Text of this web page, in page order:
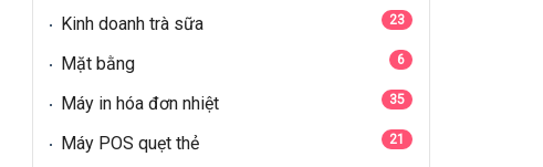
Kinh doanh trà sữa 23
Mặt bằng 6
Máy in hóa đơn nhiệt 35
Máy POS quẹt thẻ 21